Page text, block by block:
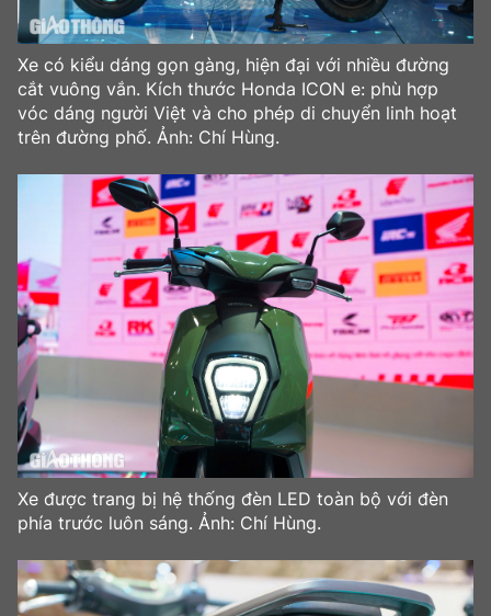
Liên hệ quảng cáo phát hành: 0915.057.282
Email:bandoc@baoxaydung.vn
Thông tin tòa soạn
Xe có kiểu dáng gọn gàng, hiện đại với nhiều đường
cắt vuông vắn. Kích thước Honda ICON e: phù hợp
vóc dáng người Việt và cho phép di chuyển linh hoạt
trên đường phố. Ảnh: Chí Hùng.
Xe được trang bị hệ thống đèn LED toàn bộ với đèn
phía trước luôn sáng. Ảnh: Chí Hùng.